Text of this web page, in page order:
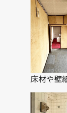
床材や壁